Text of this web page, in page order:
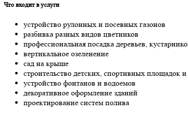
Что входит в услуги
устройство рулонных и посевных газонов
разбивка разных видов цветников
профессиональная посадка деревьев,
вертикальное озеленение
сад на крыше
строительство детских, спортивных площадок
устройство фонтанов и водоемов
декоративное оформление зданий
проектирование систем полива